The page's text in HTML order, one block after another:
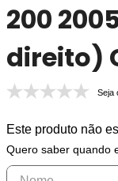
200
direito)
Seja
Este produto não
Quero saber quando